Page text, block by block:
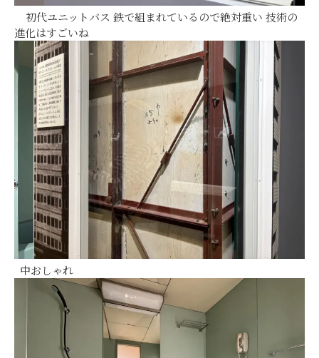
初代ユニットバス 鉄で組まれているので絶対重い 技術の
進化はすごいね
中おしゃれ